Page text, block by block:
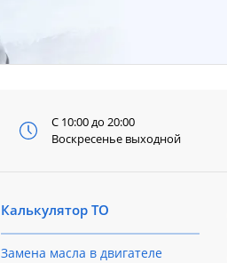
С 10:00 до 20:00
Воскресенье выходной
Калькулятор ТО
Замена масла в двигателе